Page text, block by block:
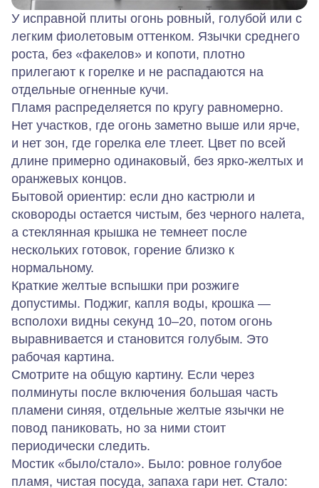
У исправной плиты огонь ровный, голубой или с
легким фиолетовым оттенком. Язычки среднего
роста, без «факелов» и копоти, плотно
прилегают к горелке и не распадаются на
отдельные огненные кучи.
Пламя распределяется по кругу равномерно.
Нет участков, где огонь заметно выше или ярче,
и нет зон, где горелка еле тлеет. Цвет по всей
длине примерно одинаковый, без ярко‑желтых и
оранжевых концов.
Бытовой ориентир: если дно кастрюли и
сковороды остается чистым, без черного налета,
а стеклянная крышка не темнеет после
нескольких готовок, горение близко к
нормальному.
Краткие желтые вспышки при розжиге
допустимы. Поджиг, капля воды, крошка —
всполохи видны секунд 10–20, потом огонь
выравнивается и становится голубым. Это
рабочая картина.
Смотрите на общую картину. Если через
полминуты после включения большая часть
пламени синяя, отдельные желтые язычки не
повод паниковать, но за ними стоит
периодически следить.
Мостик «было/стало». Было: ровное голубое
пламя, чистая посуда, запаха гари нет. Стало: